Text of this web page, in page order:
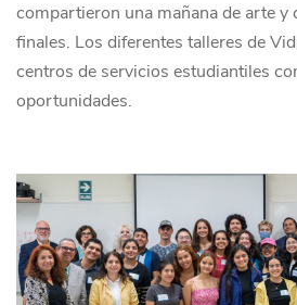
compartieron una mañana de arte y
finales. Los diferentes talleres de
centros de servicios estudiantiles
oportunidades.